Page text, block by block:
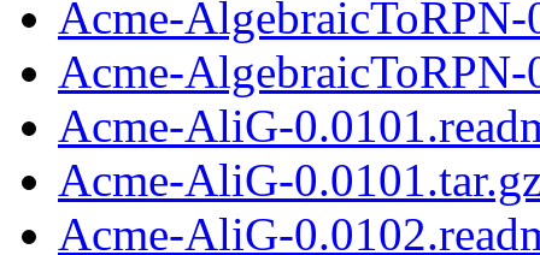
Acme-AlgebraicToRPN-
Acme-AlgebraicToRPN-
Acme-AliG-
Acme-AliG-
Acme-AliG-